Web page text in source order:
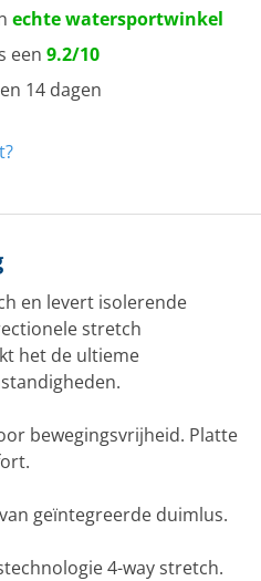
echte watersportwinkel
een 9.2/10
14 dagen
en levert isolerende
stretch
het de ultieme
bewegingsvrijheid. Platte
geïntegreerde duimlus.
4-way stretch.